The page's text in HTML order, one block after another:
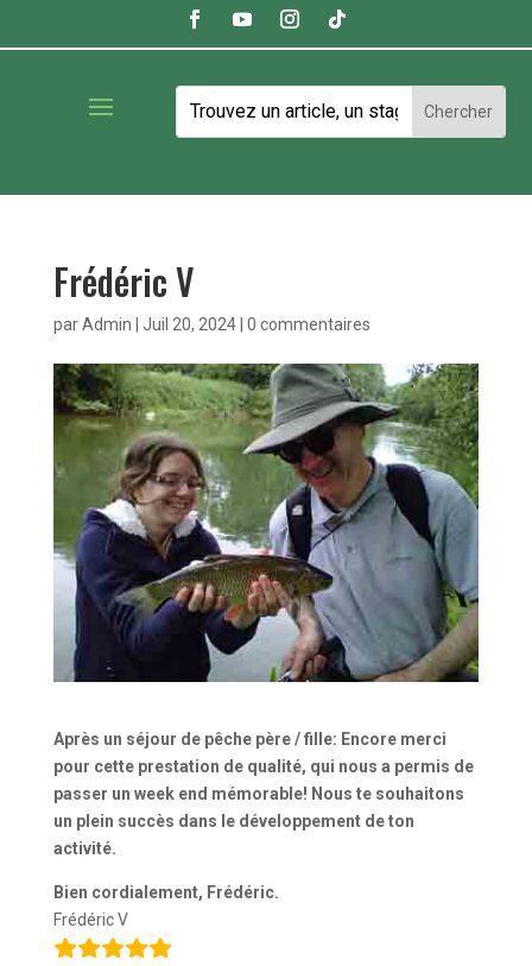
Frédéric V
parAdmin Juil 20, 2024| 0 commentaires
Après un séjour de pêche père / fille: Encore merci
pour cette prestation de qualité, qui nous a permis de
passer un week end mémorable! Nous te souhaitons
un plein succès dans le développement de ton
activité.
Bien cordialement, Frédéric.
Frédéric V